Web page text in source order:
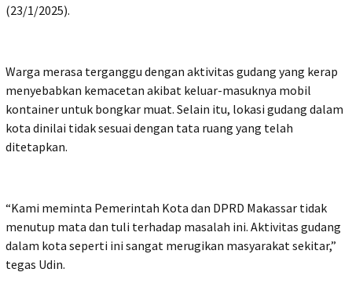
(23/1/2025).
Warga merasa terganggu dengan aktivitas gudang yang kerap
menyebabkan kemacetan akibat keluar-masuknya mobil
kontainer untuk bongkar muat. Selain itu, lokasi gudang dalam
kota dinilai tidak sesuai dengan tata ruang yang telah
ditetapkan.
“Kami meminta Pemerintah Kota dan DPRD Makassar tidak
menutup mata dan tuli terhadap masalah ini. Aktivitas gudang
dalam kota seperti ini sangat merugikan masyarakat sekitar,”
tegas Udin.